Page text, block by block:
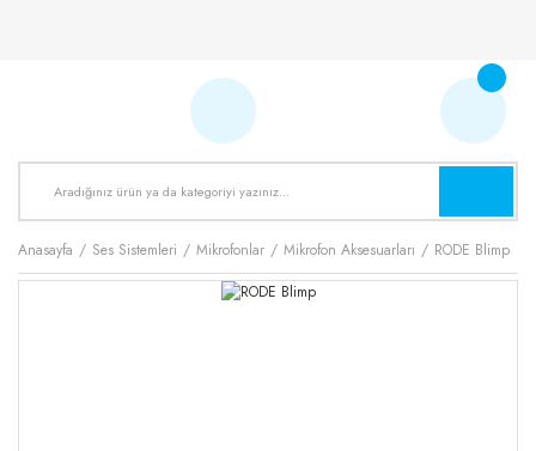
Anasayfa Ses Sistemleri Mikrofonlar Mikrofon Aksesuarları RODE Blimp